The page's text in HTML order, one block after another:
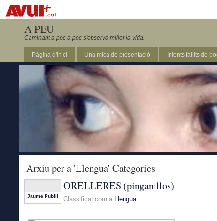
A PEU
Caminant a poc a poc s'observa millor la vida.
Pàgina d'inici Una mica de presentació Intents fallits de
Arxiu per a 'Llengua' Categories
Jaume Pubill
ORELLERES (pinganillos)
Classificat com a Llengua